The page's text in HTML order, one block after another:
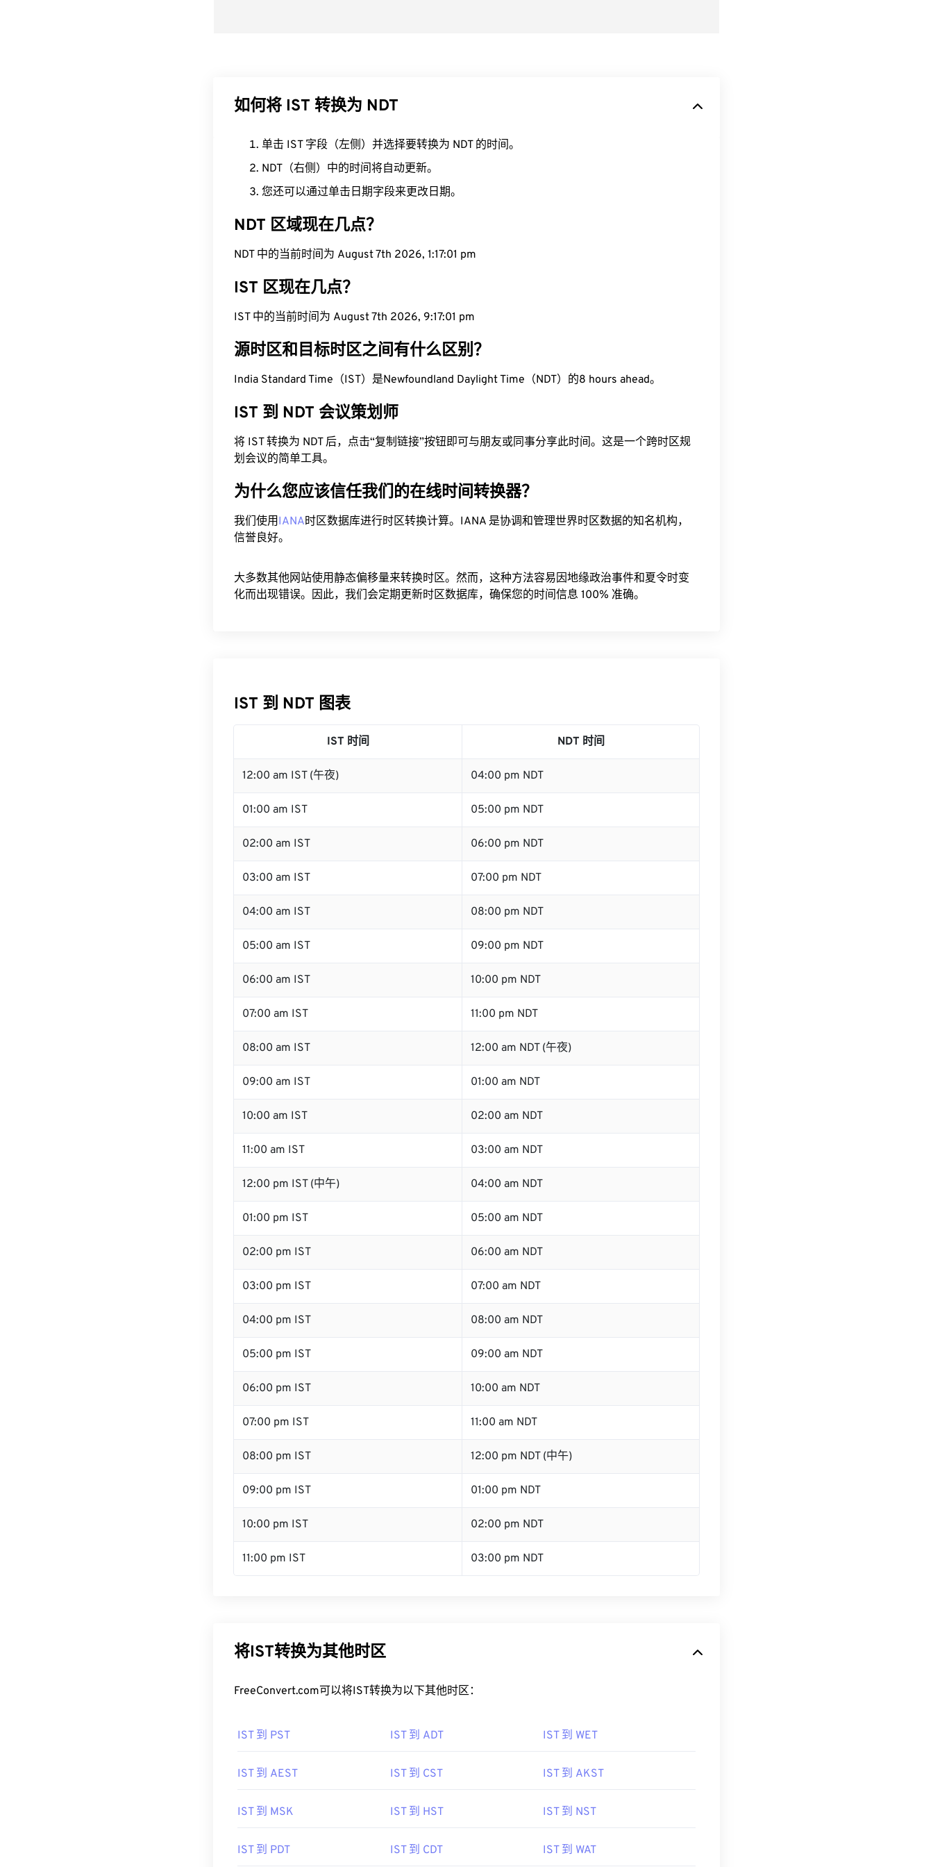
如何将 IST 转换为 NDT
单击 IST 字段（左侧）并选择要转换为 NDT 的时间。
NDT（右侧）中的时间将自动更新。
您还可以通过单击日期字段来更改日期。
NDT 区域现在几点？
NDT 中的当前时间为 August 7th 2026, 1:17:02 pm
IST 区现在几点？
IST 中的当前时间为 August 7th 2026, 9:17:02 pm
源时区和目标时区之间有什么区别？
India Standard Time（IST）是Newfoundland Daylight Time（NDT）的8 hours ahead。
IST 到 NDT 会议策划师
将 IST 转换为 NDT 后，点击“复制链接”按钮即可与朋友或同事分享此时间。这是一个跨时区规
划会议的简单工具。
为什么您应该信任我们的在线时间转换器？
我们使用IANA时区数据库进行时区转换计算。IANA 是协调和管理世界时区数据的知名机构，
信誉良好。
大多数其他网站使用静态偏移量来转换时区。然而，这种方法容易因地缘政治事件和夏令时变
化而出现错误。因此，我们会定期更新时区数据库，确保您的时间信息 100% 准确。
IST 到 NDT 图表
IST 时间 NDT 时间
12:00 am IST (午夜) 04:00 pm NDT
01:00 am IST 05:00 pm NDT
02:00 am IST 06:00 pm NDT
03:00 am IST 07:00 pm NDT
04:00 am IST 08:00 pm NDT
05:00 am IST 09:00 pm NDT
06:00 am IST 10:00 pm NDT
07:00 am IST 11:00 pm NDT
08:00 am IST 12:00 am NDT (午夜)
09:00 am IST 01:00 am NDT
10:00 am IST 02:00 am NDT
11:00 am IST 03:00 am NDT
12:00 pm IST (中午) 04:00 am NDT
01:00 pm IST 05:00 am NDT
02:00 pm IST 06:00 am NDT
03:00 pm IST 07:00 am NDT
04:00 pm IST 08:00 am NDT
05:00 pm IST 09:00 am NDT
06:00 pm IST 10:00 am NDT
07:00 pm IST 11:00 am NDT
08:00 pm IST 12:00 pm NDT (中午)
09:00 pm IST 01:00 pm NDT
10:00 pm IST 02:00 pm NDT
11:00 pm IST 03:00 pm NDT
将IST转换为其他时区
FreeConvert.com可以将IST转换为以下其他时区：
IST 到 PST IST 到 ADT IST 到 WET
IST 到 AEST IST 到 CST IST 到 AKST
IST 到 MSK IST 到 HST IST 到 NST
IST 到 PDT IST 到 CDT IST 到 WAT